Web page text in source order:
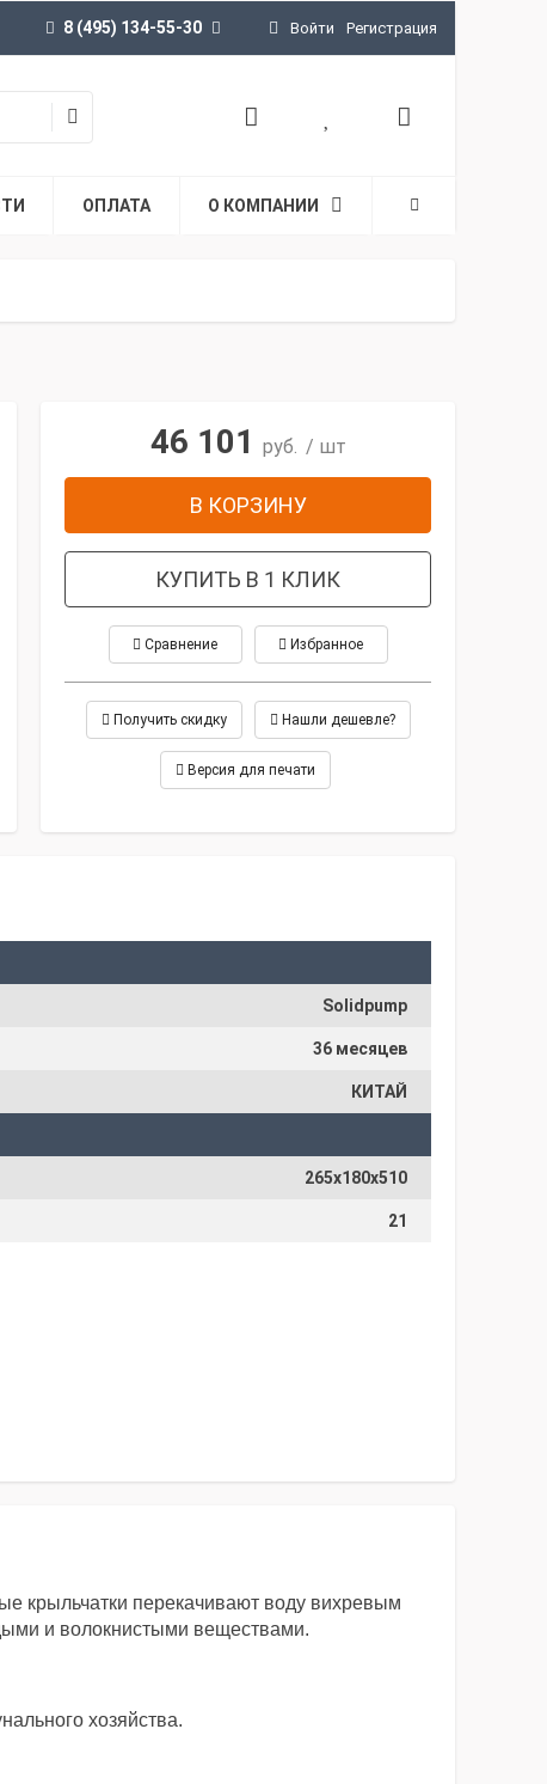
8 (495) 134-55-30 Войти Регистрация
ОПЛАТА О КОМПАНИИ
46 101 руб. / шт
В КОРЗИНУ
КУПИТЬ В 1 КЛИК
Сравнение Избранное
Получить скидку Нашли дешевле?
Версия для печати
Solidpump
36 месяцев
КИТАЙ
265х180х510
21
крыльчатки перекачивают воду вихревым
и волокнистыми веществами.
хозяйства.